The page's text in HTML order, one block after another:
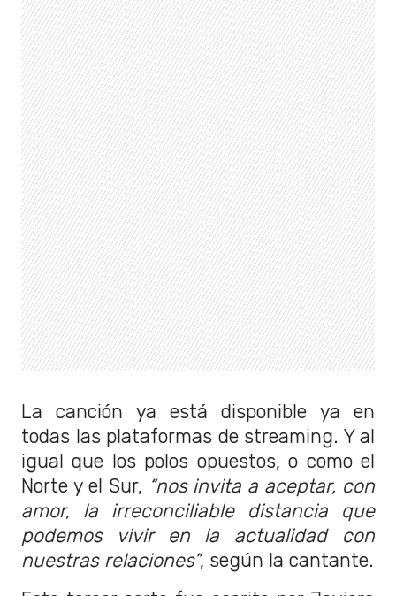
La canción ya está disponible ya en
todas las plataformas de streaming. Y al
igual que los polos opuestos, o como el
Norte y el Sur, “nos invita a aceptar, con
amor, la irreconciliable distancia que
podemos vivir en la actualidad con
nuestras relaciones”, según la cantante.